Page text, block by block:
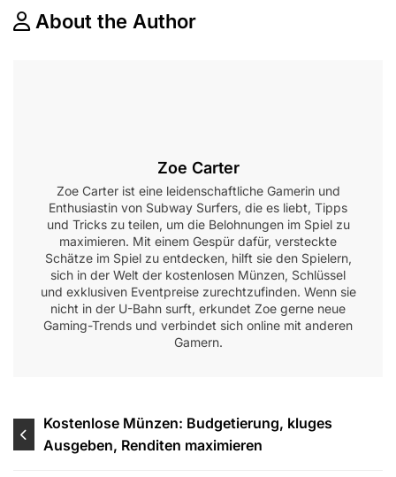
About the Author
Zoe Carter
Zoe Carter ist eine leidenschaftliche Gamerin und
Enthusiastin von Subway Surfers, die es liebt, Tipps
und Tricks zu teilen, um die Belohnungen im Spiel zu
maximieren. Mit einem Gespür dafür, versteckte
Schätze im Spiel zu entdecken, hilft sie den Spielern,
sich in der Welt der kostenlosen Münzen, Schlüssel
und exklusiven Eventpreise zurechtzufinden. Wenn sie
nicht in der U-Bahn surft, erkundet Zoe gerne neue
Gaming-Trends und verbindet sich online mit anderen
Gamern.
Post
navigation
Kostenlose Münzen: Budgetierung, kluges
Ausgeben, Renditen maximieren